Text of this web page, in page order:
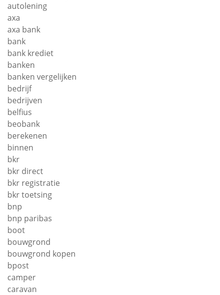
autolening
axa
axa bank
bank
bank krediet
banken
banken vergelijken
bedrijf
bedrijven
belfius
beobank
berekenen
binnen
bkr
bkr direct
bkr registratie
bkr toetsing
bnp
bnp paribas
boot
bouwgrond
bouwgrond kopen
bpost
camper
caravan